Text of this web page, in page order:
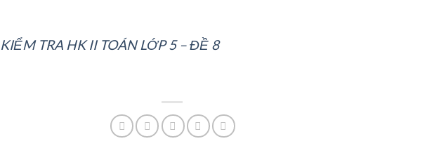
TRA HK II TOÁN LỚP 5 – ĐỀ 8